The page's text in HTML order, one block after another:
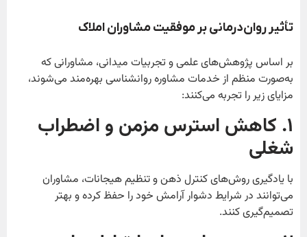
تأثیر روان‌درمانی بر موفقیت مشاوران املاک
بر اساس پژوهش‌های علمی و تجربیات میدانی، مشاورانی که
به‌صورت منظم از خدمات مشاوره روانشناسی بهره‌مند می‌شوند،
مزایای زیر را تجربه می‌کنند:
. کاهش استرس مزمن و اضطراب
شغلی
با یادگیری روش‌های کنترل ذهن و تنظیم هیجانات، مشاوران
می‌توانند در شرایط دشوار آرامش خود را حفظ کرده و بهتر
تصمیم‌گیری کنند.